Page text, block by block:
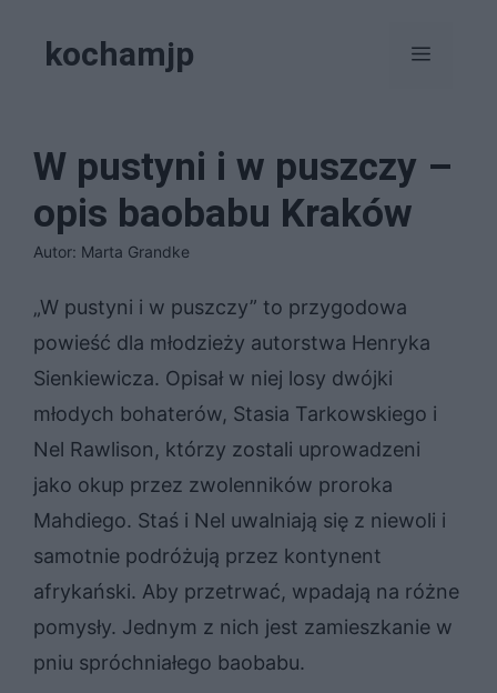
kochamjp Menu
W pustyni i w puszczy –
opis baobabu Kraków
Autor: Marta Grandke
„W pustyni i w puszczy” to przygodowa
powieść dla młodzieży autorstwa Henryka
Sienkiewicza. Opisał w niej losy dwójki
młodych bohaterów, Stasia Tarkowskiego i
Nel Rawlison, którzy zostali uprowadzeni
jako okup przez zwolenników proroka
Mahdiego. Staś i Nel uwalniają się z niewoli i
samotnie podróżują przez kontynent
afrykański. Aby przetrwać, wpadają na różne
pomysły. Jednym z nich jest zamieszkanie w
pniu spróchniałego baobabu.